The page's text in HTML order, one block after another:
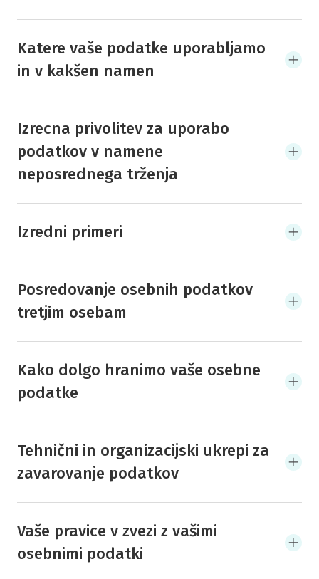
Katere vaše podatke uporabljamo
in v kakšen namen
Izrecna privolitev za uporabo
podatkov v namene
neposrednega trženja
Izredni primeri
Posredovanje osebnih podatkov
tretjim osebam
Kako dolgo hranimo vaše osebne
podatke
Tehnični in organizacijski ukrepi za
zavarovanje podatkov
Vaše pravice v zvezi z vašimi
osebnimi podatki